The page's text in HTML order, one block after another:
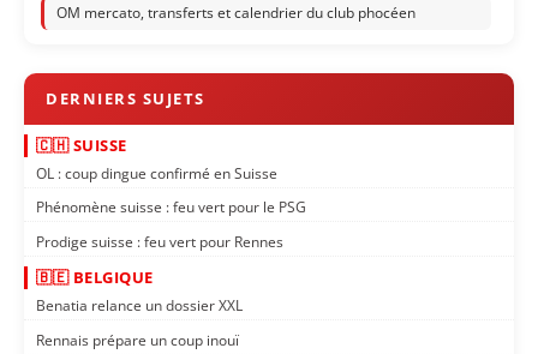
OM mercato, transferts et calendrier du club phocéen
🇨🇭 SUISSE
OL : coup dingue confirmé en Suisse
Phénomène suisse : feu vert pour le PSG
Prodige suisse : feu vert pour Rennes
🇧🇪 BELGIQUE
Benatia relance un dossier XXL
Rennais prépare un coup inouï